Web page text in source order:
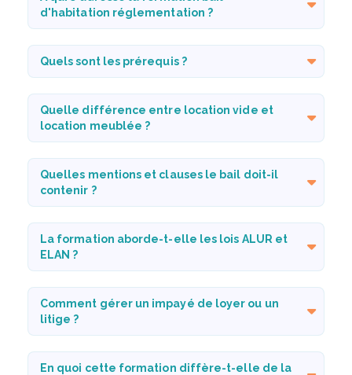
d'habitation réglementation ?
Quels sont les prérequis ?
Quelle différence entre location vide et
location meublée ?
Quelles mentions et clauses le bail doit-il
contenir ?
La formation aborde-t-elle les lois ALUR et
ELAN ?
Comment gérer un impayé de loyer ou un
litige ?
En quoi cette formation diffère-t-elle de la